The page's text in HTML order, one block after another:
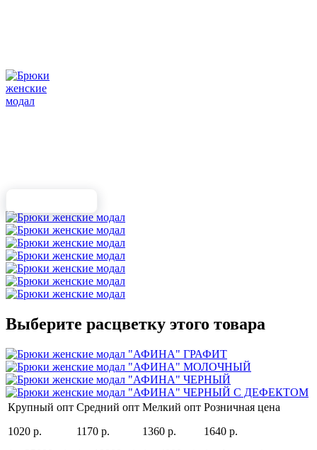
Выберите расцветку этого товара
Крупный опт
1020 р.
Средний опт
1170 р.
Мелкий опт
1360 р.
Розничная цена
1640 р.